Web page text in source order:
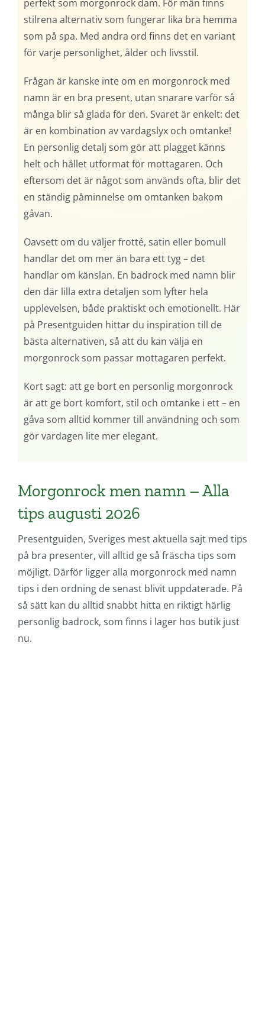
perfekt som morgonrock dam. För män finns
stilrena alternativ som fungerar lika bra hemma
som på spa. Med andra ord finns det en variant
för varje personlighet, ålder och livsstil.
Frågan är kanske inte om en morgonrock med
namn är en bra present, utan snarare varför så
många blir så glada för den. Svaret är enkelt: det
är en kombination av vardagslyx och omtanke!
En personlig detalj som gör att plagget känns
helt och hållet utformat för mottagaren. Och
eftersom det är något som används ofta, blir det
en ständig påminnelse om omtanken bakom
gåvan.
Oavsett om du väljer frotté, satin eller bomull
handlar det om mer än bara ett tyg – det
handlar om känslan. En badrock med namn blir
den där lilla extra detaljen som lyfter hela
upplevelsen, både praktiskt och emotionellt. Här
på Presentguiden hittar du inspiration till de
bästa alternativen, så att du kan välja en
morgonrock som passar mottagaren perfekt.
Kort sagt: att ge bort en personlig morgonrock
är att ge bort komfort, stil och omtanke i ett – en
gåva som alltid kommer till användning och som
gör vardagen lite mer elegant.
Morgonrock men namn – Alla
tips augusti 2026
Presentguiden, Sveriges mest aktuella sajt med tips
på bra presenter, vill alltid ge så fräscha tips som
möjligt. Därför ligger alla morgonrock med namn
tips i den ordning de senast blivit uppdaterade. På
så sätt kan du alltid snabbt hitta en riktigt härlig
personlig badrock, som finns i lager hos butik just
nu.